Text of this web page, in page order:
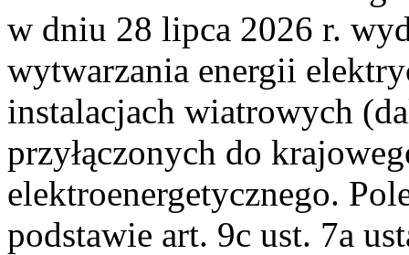
w dniu 28 lipca 2026 r.
wytwarzania energii
instalacjach wiatrowych
przyłączonych do
elektroenergetycznego.
podstawie art. 9c ust. 7a